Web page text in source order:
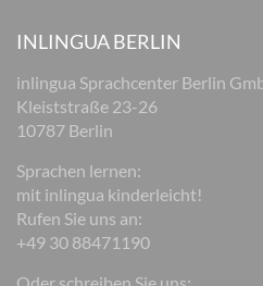
INLINGUA BERLIN
inlingua Sprachcenter Berlin
Kleiststraße 23-26
10787 Berlin
Sprachen lernen:
mit inlingua kinderleicht!
Rufen Sie uns an:
+49 30 88471190